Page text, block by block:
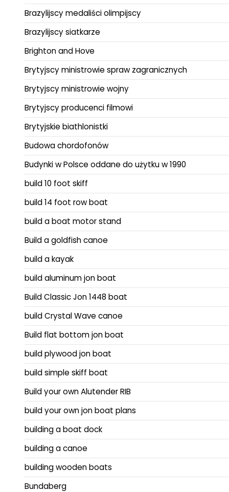
Brazylijscy medaliści olimpijscy
Brazylijscy siatkarze
Brighton and Hove
Brytyjscy ministrowie spraw zagranicznych
Brytyjscy ministrowie wojny
Brytyjscy producenci filmowi
Brytyjskie biathlonistki
Budowa chordofonów
Budynki w Polsce oddane do użytku w 1990
build 10 foot skiff
build 14 foot row boat
build a boat motor stand
Build a goldfish canoe
build a kayak
build aluminum jon boat
Build Classic Jon 1448 boat
build Crystal Wave canoe
Build flat bottom jon boat
build plywood jon boat
build simple skiff boat
Build your own Alutender RIB
build your own jon boat plans
building a boat dock
building a canoe
building wooden boats
Bundaberg